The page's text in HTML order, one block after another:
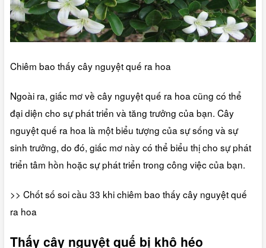
Chiêm bao thấy cây nguyệt quế ra hoa
Ngoài ra, giấc mơ về cây nguyệt quế ra hoa cũng có thể
đại diện cho sự phát triển và tăng trưởng của bạn. Cây
nguyệt quế ra hoa là một biểu tượng của sự sống và sự
sinh trưởng, do đó, giấc mơ này có thể biểu thị cho sự phát
triển tâm hồn hoặc sự phát triển trong công việc của bạn.
>> Chốt số soi cầu 33 khi chiêm bao thấy cây nguyệt quế
ra hoa
Thấy cây nguyệt quế bị khô héo